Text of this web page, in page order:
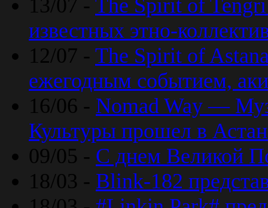
13/07 - The Spirit of Tengri
известных этно-
12/07 - The Spirit of
ежегодным событием,
16/06 - Nomad Way —
Культуры прошел в
09/05 - С днем Великой
18/03 - Blink-182